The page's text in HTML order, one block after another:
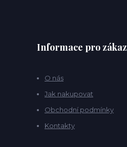
Informace pro
O nás
Jak nakupovat
Obchodní podmínky
Kontakty